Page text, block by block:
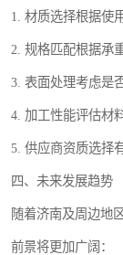
1. 材质选择根据使
2. 规格匹配根据承
3. 表面处理考虑是
4. 加工性能评估材
5. 供应商资质选择
四、未来发展趋势
随着济南及周边地
前景将更加广阔：